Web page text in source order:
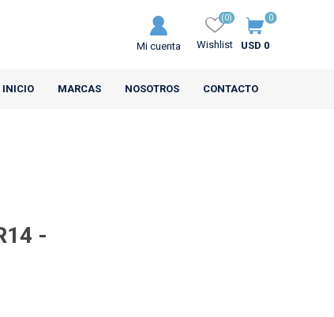
Mi cuenta Wishlist
(0) 0
USD 0
INICIO MARCAS NOSOTROS CONTACTO
-